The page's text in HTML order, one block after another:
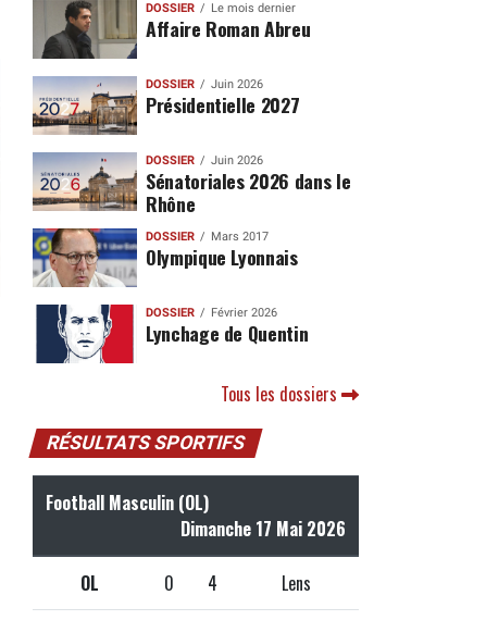
DOSSIER Le mois dernier
Affaire Roman Abreu
DOSSIER Juin 2026
Présidentielle 2027
DOSSIER Juin 2026
Sénatoriales 2026 dans le
Rhône
DOSSIER Mars 2017
Olympique Lyonnais
DOSSIER Février 2026
Lynchage de Quentin
Tous les dossiers
RÉSULTATS SPORTIFS
Football Masculin (OL)
Dimanche 17 Mai 2026
OL 0 4 Lens